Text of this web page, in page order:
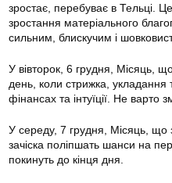
зростає, перебуває в Тельці.
зростання матеріального
сильним, блискучим і
У вівторок, 6 грудня, Місяць,
день, коли стрижка, укладання
фінансах та інтуїції. Не
У середу, 7 грудня, Місяць, що
зачіска поліпшать шанси на
покинуть до кінця дня.